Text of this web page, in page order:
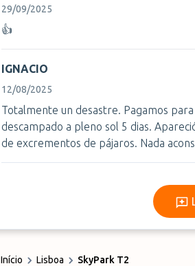
29/09/2025
👍
IGNACIO
12/08/2025
Totalmente un desastre. Pagamos
descampado a pleno sol 5 dias.
de excrementos de pájaros. Nada
Início Lisboa SkyPark T2